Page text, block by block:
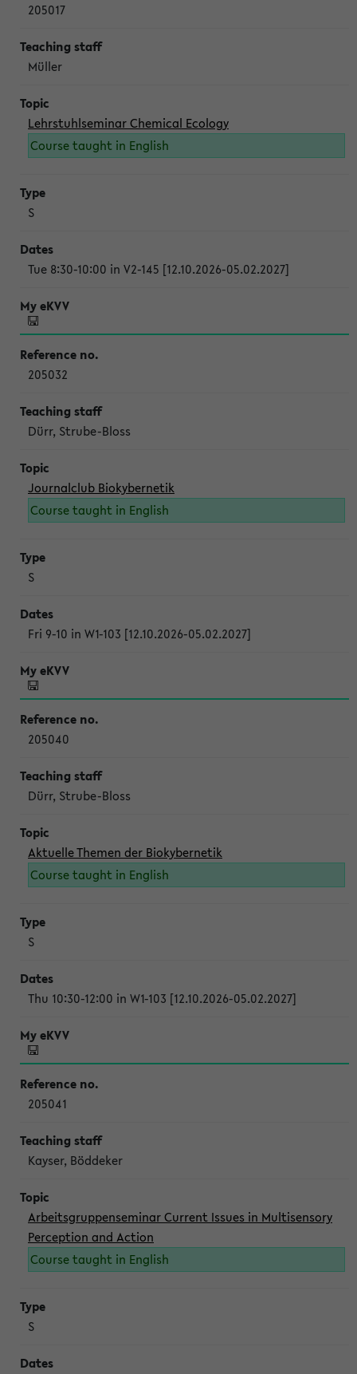
205017
Müller
Lehrstuhlseminar Chemical Ecology
Course taught in English
S
Tue 8:30-10:00 in V2-145 [12.10.2026-05.02.2027]
205032
Dürr, Strube-Bloss
Journalclub Biokybernetik
Course taught in English
S
Fri 9-10 in W1-103 [12.10.2026-05.02.2027]
205040
Dürr, Strube-Bloss
Aktuelle Themen der Biokybernetik
Course taught in English
S
Thu 10:30-12:00 in W1-103 [12.10.2026-05.02.2027]
205041
Kayser, Böddeker
Arbeitsgruppenseminar Current Issues in Multisensory
Perception and Action
Course taught in English
S